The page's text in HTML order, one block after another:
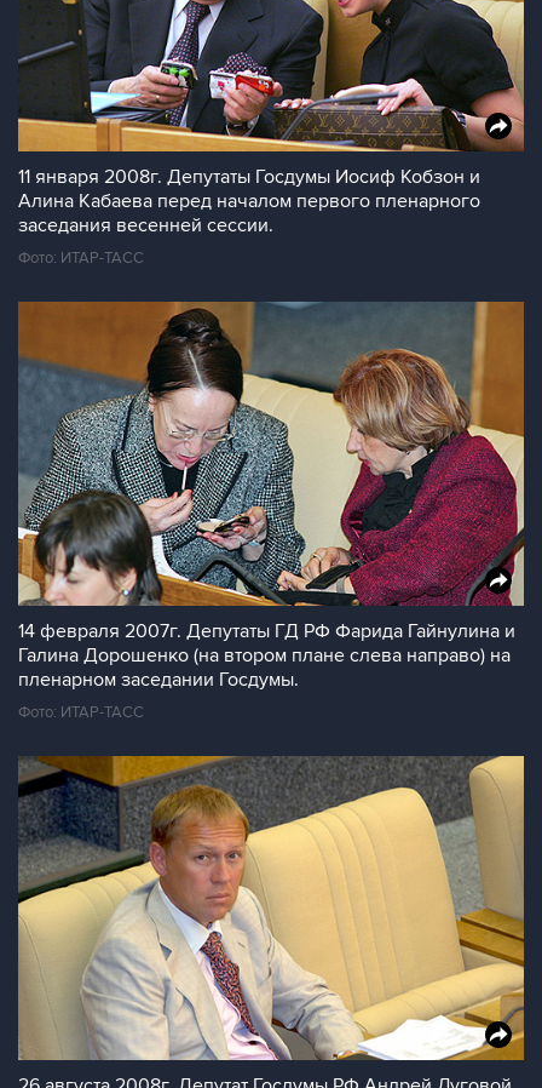
11 января 2008г. Депутаты Госдумы Иосиф Кобзон и
Алина Кабаева перед началом первого пленарного
заседания весенней сессии.
Фото: ИТАР-ТАСС
14 февраля 2007г. Депутаты ГД РФ Фарида Гайнулина и
Галина Дорошенко (на втором плане слева направо) на
пленарном заседании Госдумы.
Фото: ИТАР-ТАСС